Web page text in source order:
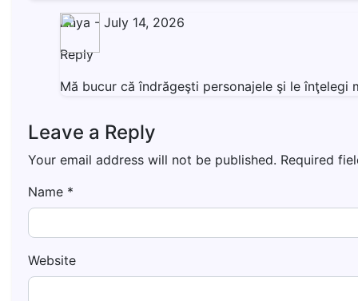
Anya - July 14, 2026
Reply
Mă bucur că îndrăgeşti personajele şi le
Leave a Reply
Your email address will not be published. Required
Name *
Website